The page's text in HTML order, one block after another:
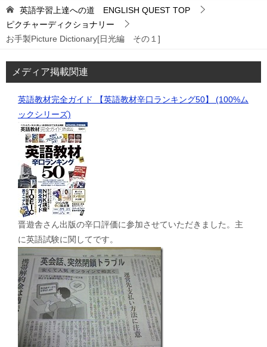
英語学習上達への道 ENGLISH QUEST TOP
ピクチャーディクショナリー
お手製Picture Dictionary[日光編 その１]
メディア掲載関連
英語教材完全ガイド 【英語教材辛口ランキング50】 (100%ム
ックシリーズ)
晋遊舎さん出版の辛口評価に参加させていただきました。主
に英語試験に関してです。